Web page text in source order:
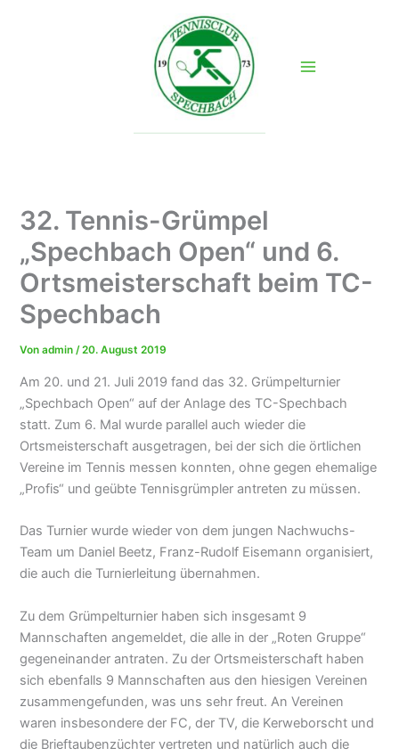
32. Tennis-Grümpel
„Spechbach Open“ und 6.
Ortsmeisterschaft beim TC-
Spechbach
Vonadmin/20. August 2019
Am 20. und 21. Juli 2019 fand das 32. Grümpelturnier
„Spechbach Open“ auf der Anlage des TC-Spechbach
statt. Zum 6. Mal wurde parallel auch wieder die
Ortsmeisterschaft ausgetragen, bei der sich die örtlichen
Vereine im Tennis messen konnten, ohne gegen ehemalige
„Profis“ und geübte Tennisgrümpler antreten zu müssen.
Das Turnier wurde wieder von dem jungen Nachwuchs-
Team um Daniel Beetz, Franz-Rudolf Eisemann organisiert,
die auch die Turnierleitung übernahmen.
Zu dem Grümpelturnier haben sich insgesamt 9
Mannschaften angemeldet, die alle in der „Roten Gruppe“
gegeneinander antraten. Zu der Ortsmeisterschaft haben
sich ebenfalls 9 Mannschaften aus den hiesigen Vereinen
zusammengefunden, was uns sehr freut. An Vereinen
waren insbesondere der FC, der TV, die Kerweborscht und
die Brieftaubenzüchter vertreten und natürlich auch die